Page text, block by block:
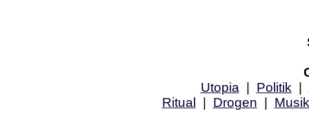
Utopia
Politik
Ritual
Drogen Musik